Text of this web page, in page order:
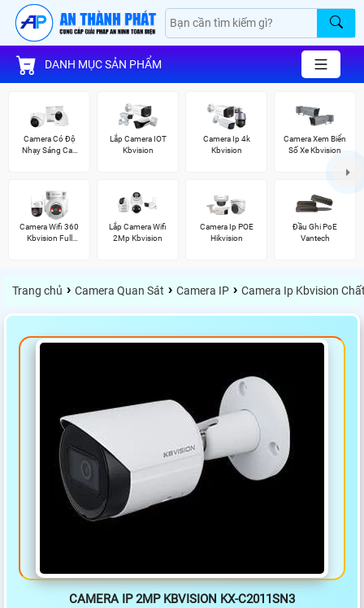
DANH MỤC SẢN PHẨM
Camera Có Độ
Nhạy Sáng Cao
Lắp Camera IOT
Kbvision
Camera Ip 4k
Kbvision
Camera Xem Biển
Số Xe Kbvision
Camera Wifi 360
Kbvision Full
Lắp Camera Wifi
2Mp Kbvision
Camera Ip POE
Hikvision
Đầu Ghi PoE
Vantech
Trang chủ › Camera Quan Sát › Camera IP › Camera Ip Kbvision
CAMERA IP 2MP KBVISION KX-C2011SN3